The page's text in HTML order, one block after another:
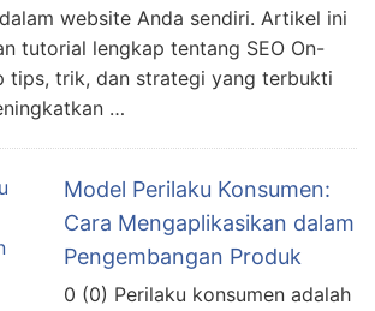
website Anda sendiri. Artikel ini
tutorial lengkap tentang SEO On-
tips, trik, dan strategi yang terbukti
…
Model Perilaku Konsumen:
Cara Mengaplikasikan dalam
Pengembangan Produk
0 (0) Perilaku konsumen adalah